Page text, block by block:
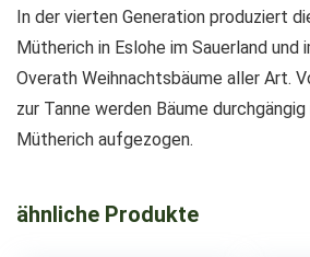
In der vierten Generation produziert
Mütherich in Eslohe im Sauerland und
Overath Weihnachtsbäume aller Art.
zur Tanne werden Bäume
Mütherich aufgezogen.
ähnliche Produkte